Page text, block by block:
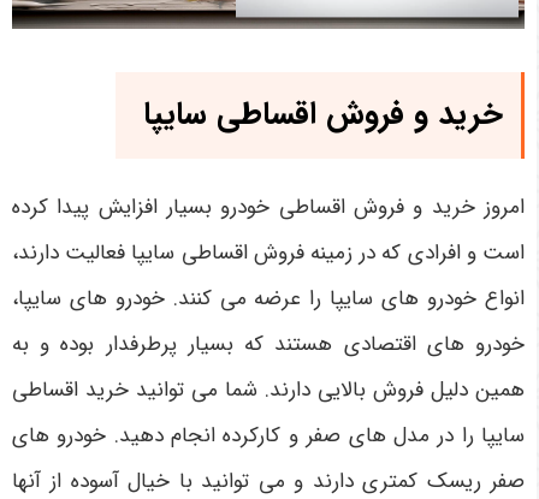
خرید و فروش اقساطی سایپا
امروز خرید و فروش اقساطی خودرو بسیار افزایش پیدا کرده
است و افرادی که در زمینه فروش اقساطی سایپا فعالیت دارند،
انواع خودرو های سایپا را عرضه می ‌کنند. خودرو های سایپا،
خودرو های اقتصادی هستند که بسیار پرطرفدار بوده و به
همین دلیل فروش بالایی دارند. شما می ‌توانید خرید اقساطی
سایپا را در مدل‌ های صفر و کارکرده انجام دهید. خودرو های
صفر ریسک کمتری دارند و می ‌توانید با خیال آسوده از آنها